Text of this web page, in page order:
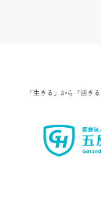
「生きる」から「活きる